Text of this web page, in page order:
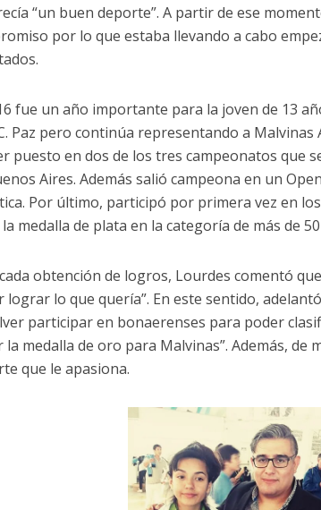
“un buen deporte”. A partir de ese
por lo que estaba llevando a cabo
fue un año importante para la joven de 13
Paz pero continúa representando a
puesto en dos de los tres campeonatos que
Aires. Además salió campeona en un
Por último, participó por primera vez en
medalla de plata en la categoría de más de
obtención de logros, Lourdes comentó
lograr lo que quería”. En este sentido,
participar en bonaerenses para poder
la medalla de oro para Malvinas”. Además, de
que le apasiona.